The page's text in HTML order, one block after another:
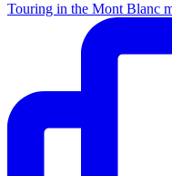
Touring in the Mont Blanc